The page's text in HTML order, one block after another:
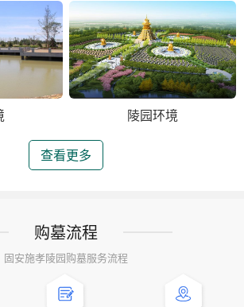
陵园环境
查看更多
购墓流程
固安施孝陵园购墓服务流程